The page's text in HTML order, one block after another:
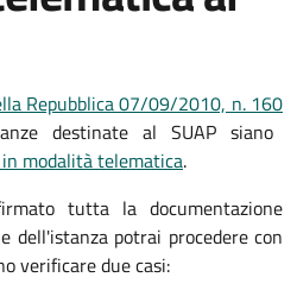
Repubblica 07/09/2010, n. 160
destinate al SUAP siano
modalità telematica.
tutta la documentazione
dell'istanza potrai procedere con
verificare due casi: